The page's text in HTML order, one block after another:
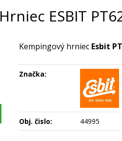
Hrniec ESBIT
Kempingový hrniec Esbit
Značka:
Obj. čislo: 44995